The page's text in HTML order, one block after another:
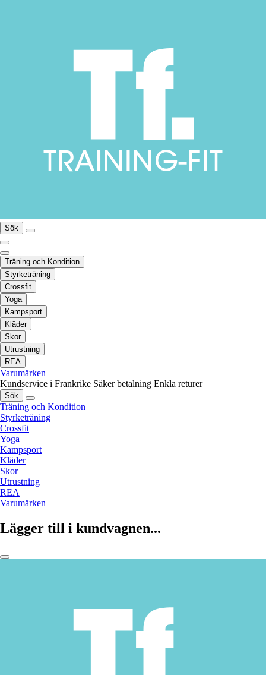
Sök
Träning och Kondition
Styrketräning
Crossfit
Yoga
Kampsport
Kläder
Skor
Utrustning
REA
Varumärken
Kundservice i Frankrike Säker betalning Enkla returer
Sök
Träning och Kondition
Styrketräning
Crossfit
Yoga
Kampsport
Kläder
Skor
Utrustning
REA
Varumärken
Lägger till i kundvagnen...